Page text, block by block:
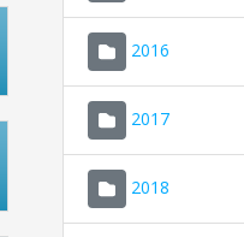
2016
2017
2018